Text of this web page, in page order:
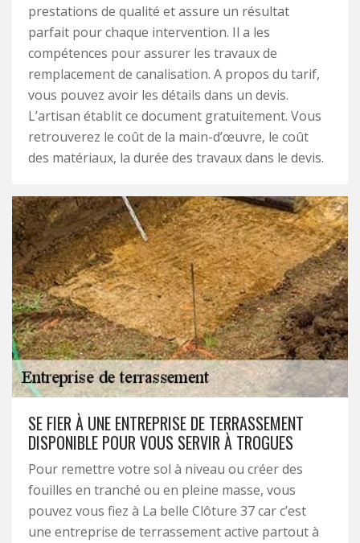
prestations de qualité et assure un résultat
parfait pour chaque intervention. Il a les
compétences pour assurer les travaux de
remplacement de canalisation. A propos du tarif,
vous pouvez avoir les détails dans un devis.
L’artisan établit ce document gratuitement. Vous
retrouverez le coût de la main-d’œuvre, le coût
des matériaux, la durée des travaux dans le devis.
SE FIER À UNE ENTREPRISE DE TERRASSEMENT
DISPONIBLE POUR VOUS SERVIR À TROGUES
Pour remettre votre sol à niveau ou créer des
fouilles en tranché ou en pleine masse, vous
pouvez vous fiez à La belle Clôture 37 car c’est
une entreprise de terrassement active partout à